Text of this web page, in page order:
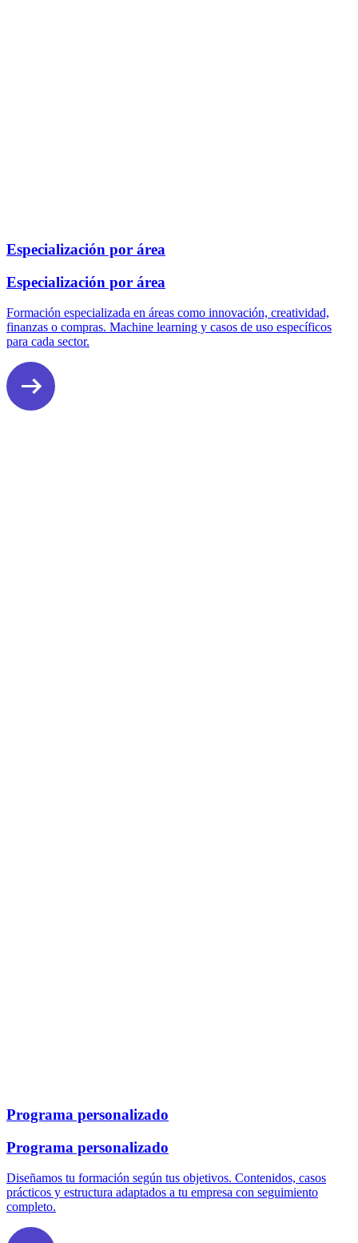
Especialización por área
Especialización por área
Formación especializada en áreas como innovación, creatividad,
finanzas o compras. Machine learning y casos de uso específicos
para cada sector.
Programa personalizado
Programa personalizado
Diseñamos tu formación según tus objetivos. Contenidos, casos
prácticos y estructura adaptados a tu empresa con seguimiento
completo.